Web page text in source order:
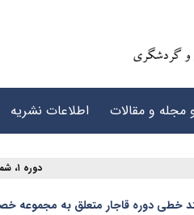
مجله و مقالات اطلاعات نشریه
دوره ۱، شماره ۳ - ( ویژه‌نامه شماره ۱,۲ ۱۳۹۶ )
دوره قاجار متعلق به مجموعه